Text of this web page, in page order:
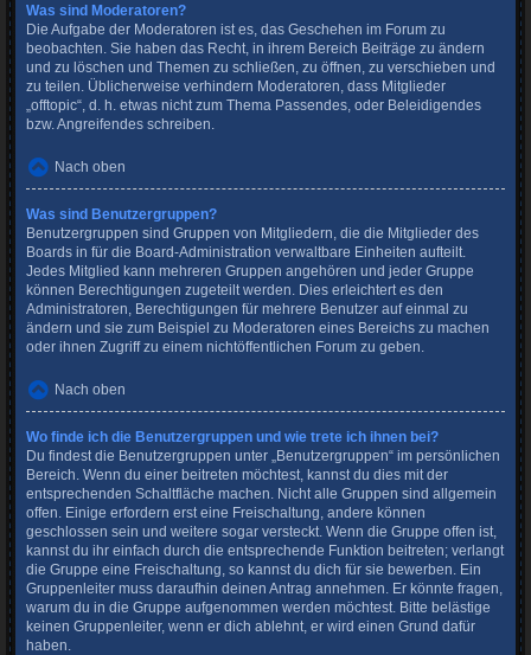
Was sind Moderatoren?
Die Aufgabe der Moderatoren ist es, das Geschehen im Forum zu
beobachten. Sie haben das Recht, in ihrem Bereich Beiträge zu ändern
und zu löschen und Themen zu schließen, zu öffnen, zu verschieben und
zu teilen. Üblicherweise verhindern Moderatoren, dass Mitglieder
„offtopic“, d. h. etwas nicht zum Thema Passendes, oder Beleidigendes
bzw. Angreifendes schreiben.
Nach oben
Was sind Benutzergruppen?
Benutzergruppen sind Gruppen von Mitgliedern, die die Mitglieder des
Boards in für die Board-Administration verwaltbare Einheiten aufteilt.
Jedes Mitglied kann mehreren Gruppen angehören und jeder Gruppe
können Berechtigungen zugeteilt werden. Dies erleichtert es den
Administratoren, Berechtigungen für mehrere Benutzer auf einmal zu
ändern und sie zum Beispiel zu Moderatoren eines Bereichs zu machen
oder ihnen Zugriff zu einem nichtöffentlichen Forum zu geben.
Nach oben
Wo finde ich die Benutzergruppen und wie trete ich ihnen bei?
Du findest die Benutzergruppen unter „Benutzergruppen“ im persönlichen
Bereich. Wenn du einer beitreten möchtest, kannst du dies mit der
entsprechenden Schaltfläche machen. Nicht alle Gruppen sind allgemein
offen. Einige erfordern erst eine Freischaltung, andere können
geschlossen sein und weitere sogar versteckt. Wenn die Gruppe offen ist,
kannst du ihr einfach durch die entsprechende Funktion beitreten; verlangt
die Gruppe eine Freischaltung, so kannst du dich für sie bewerben. Ein
Gruppenleiter muss daraufhin deinen Antrag annehmen. Er könnte fragen,
warum du in die Gruppe aufgenommen werden möchtest. Bitte belästige
keinen Gruppenleiter, wenn er dich ablehnt, er wird einen Grund dafür
haben.